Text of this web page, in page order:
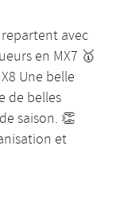
avec
en MX7 🥇
Une belle
de belles
saison. 👏
et